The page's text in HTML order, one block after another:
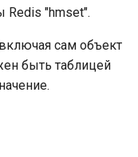
Redis "hmset".
сам объект
быть таблицей